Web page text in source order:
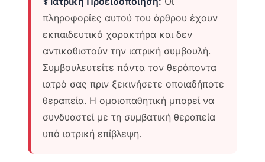
πληροφορίες αυτού του άρθρου έχουν
εκπαιδευτικό χαρακτήρα και δεν
αντικαθιστούν την ιατρική συμβουλή.
Συμβουλευτείτε πάντα τον θεράποντα
ιατρό σας πριν ξεκινήσετε οποιαδήποτε
θεραπεία. Η ομοιοπαθητική μπορεί να
συνδυαστεί με τη συμβατική θεραπεία
υπό ιατρική επίβλεψη.